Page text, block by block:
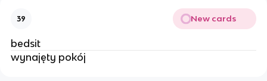
39 New cards
bedsit
wynajęty pokój